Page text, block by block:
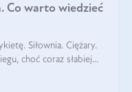
Co warto wiedzieć
Siłownia. Ciężary.
choć coraz słabiej